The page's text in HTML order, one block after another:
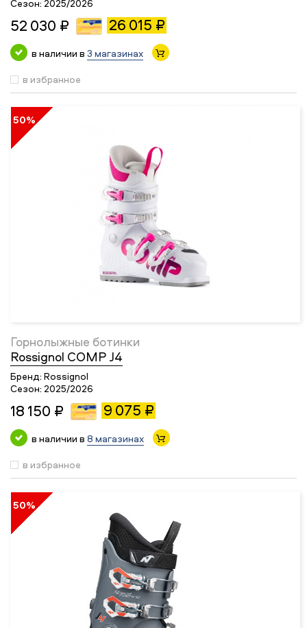
Сезон: 2025/2026
52 030 ₽ 26 015 ₽
в наличии в 3 магазинах
в избранное
50%
Горнолыжные ботинки
Rossignol COMP J4
Бренд: Rossignol
Сезон: 2025/2026
18 150 ₽ 9 075 ₽
в наличии в 8 магазинах
в избранное
50%